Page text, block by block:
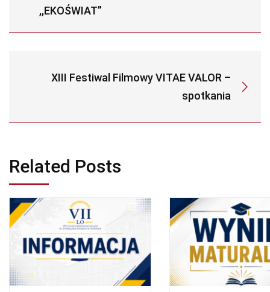
,,EKOŚWIAT”
XIII Festiwal Filmowy VITAE VALOR –
spotkania
Related Posts